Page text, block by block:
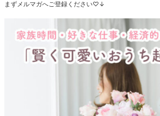
まずメルマガへご登録ください♡↓